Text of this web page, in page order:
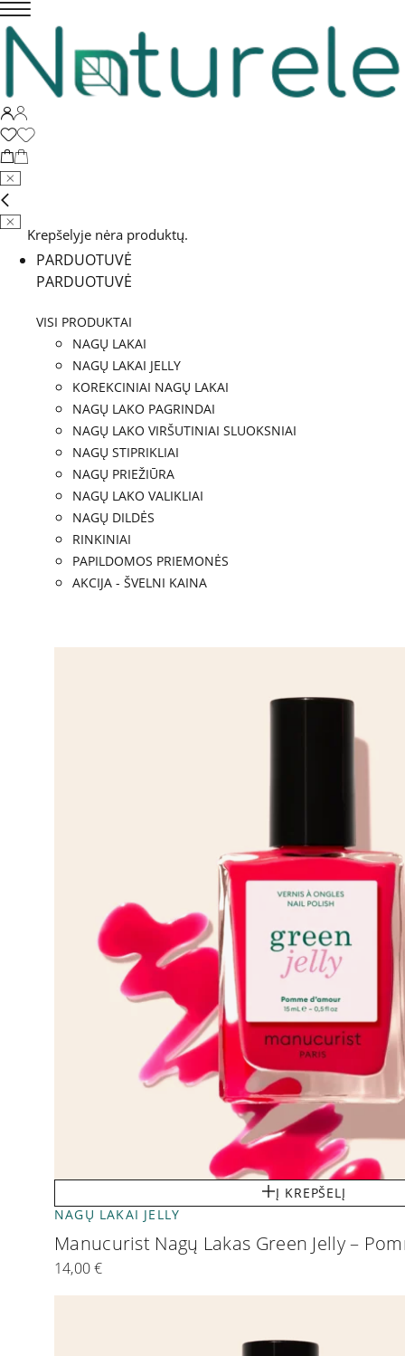
Krepšelyje nėra produktų.
PARDUOTUVĖ
PARDUOTUVĖ
VISI PRODUKTAI
NAGŲ LAKAI
NAGŲ LAKAI JELLY
KOREKCINIAI NAGŲ LAKAI
NAGŲ LAKO PAGRINDAI
NAGŲ LAKO VIRŠUTINIAI SLUOKSNIAI
NAGŲ STIPRIKLIAI
NAGŲ PRIEŽIŪRA
NAGŲ LAKO VALIKLIAI
NAGŲ DILDĖS
RINKINIAI
PAPILDOMOS PRIEMONĖS
AKCIJA - ŠVELNI KAINA
Į KREPŠELĮ
NAGŲ LAKAI JELLY
Manucurist Nagų Lakas Green Jelly –
14,00€